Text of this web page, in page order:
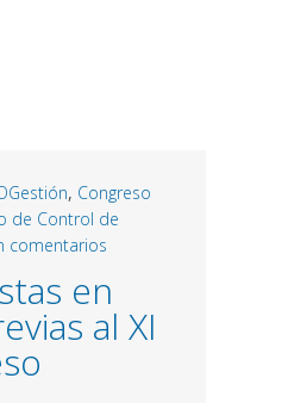
, Congreso
de Control de
comentarios
en
al XI